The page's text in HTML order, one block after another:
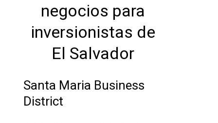
negocios para
inversionistas de
El Salvador
Santa Maria Business
District